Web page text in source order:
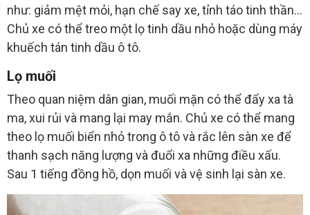
như: giảm mệt mỏi, hạn chế say xe, tỉnh táo tinh thần…
Chủ xe có thể treo một lọ tinh dầu nhỏ hoặc dùng máy
khuếch tán tinh dầu ô tô.
Lọ muối
Theo quan niệm dân gian, muối mặn có thể đẩy xa tà
ma, xui rủi và mang lại may mắn. Chủ xe có thể mang
theo lọ muối biển nhỏ trong ô tô và rắc lên sàn xe để
thanh sạch năng lượng và đuổi xa những điều xấu.
Sau 1 tiếng đồng hồ, dọn muối và vệ sinh lại sàn xe.